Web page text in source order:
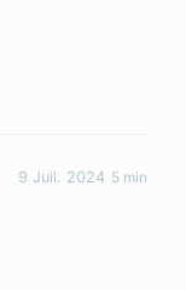
9 Juil. 2024 5 min